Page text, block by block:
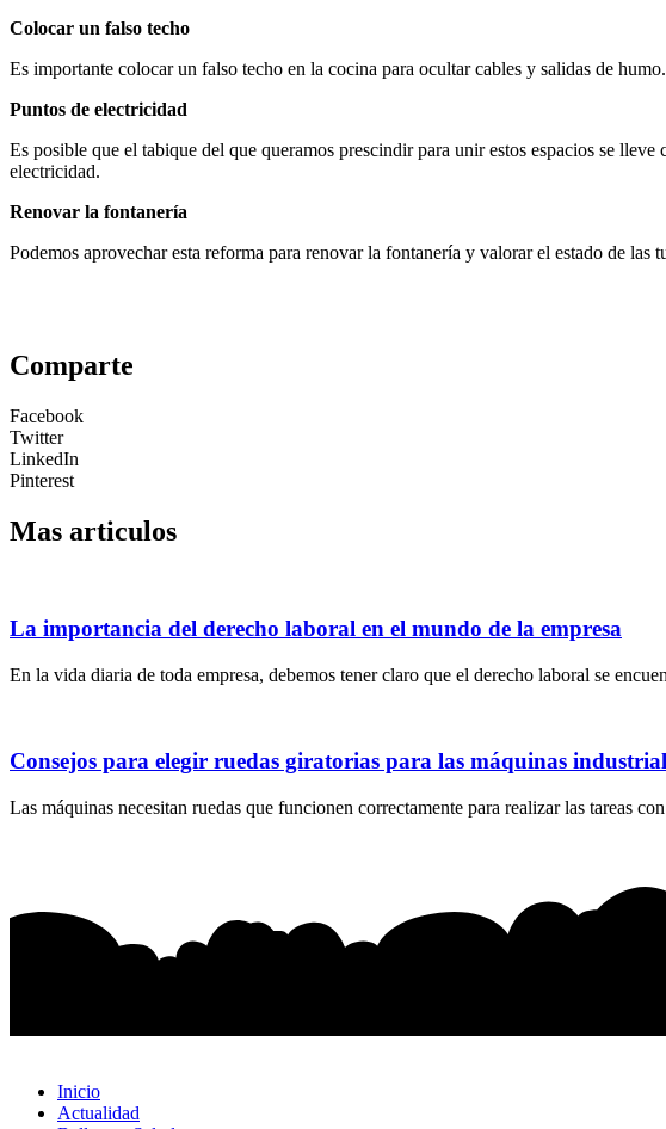
Colocar un falso techo
Es importante colocar un falso techo en la cocina para ocultar cables y salidas de
Puntos de electricidad
Es posible que el tabique del que queramos prescindir para unir estos espacios se
electricidad.
Renovar la fontanería
Podemos aprovechar esta reforma para renovar la fontanería y valorar el estado de
Comparte
Facebook
Twitter
LinkedIn
Pinterest
Mas articulos
La importancia del derecho laboral en el mundo de la empresa
En la vida diaria de toda empresa, debemos tener claro que el derecho laboral se
Consejos para elegir ruedas giratorias para las máquinas
Las máquinas necesitan ruedas que funcionen correctamente para realizar las tareas
Inicio
Actualidad